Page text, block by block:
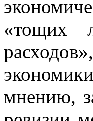
«тощих
мнению,